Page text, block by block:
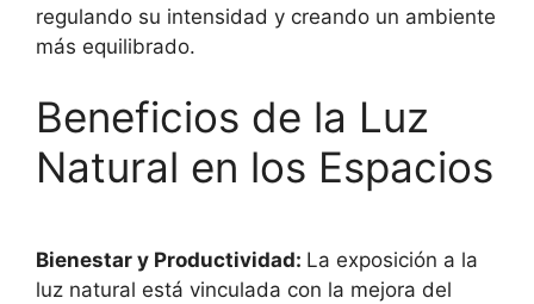
regulando su intensidad y creando un ambiente
más equilibrado.
Beneficios de la Luz
Natural en los Espacios
Bienestar y Productividad: La exposición a la
luz natural está vinculada con la mejora del